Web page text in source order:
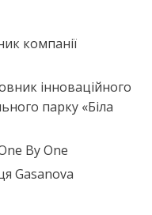
компанії
інноваційного
парку «Біла
By One
Gasanova